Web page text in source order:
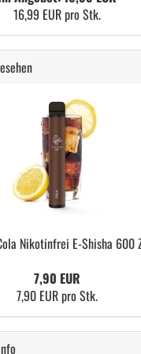
16,99 EUR pro Stk.
Nikotinfrei E-Shisha 600
7,90 EUR
7,90 EUR pro Stk.